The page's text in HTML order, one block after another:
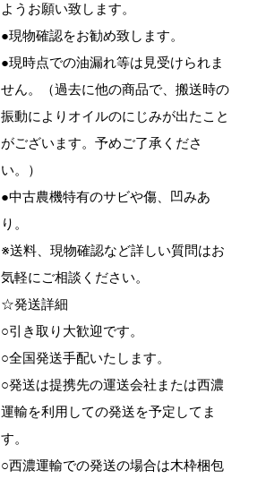
ようお願い致します。
●現物確認をお勧め致します。
●現時点での油漏れ等は見受けられま
せん。（過去に他の商品で、搬送時の
振動によりオイルのにじみが出たこと
がございます。予めご了承くださ
い。）
●中古農機特有のサビや傷、凹みあ
り。
※送料、現物確認など詳しい質問はお
気軽にご相談ください。
☆発送詳細
○引き取り大歓迎です。
○全国発送手配いたします。
○発送は提携先の運送会社または西濃
運輸を利用しての発送を予定してま
す。
○西濃運輸での発送の場合は木枠梱包